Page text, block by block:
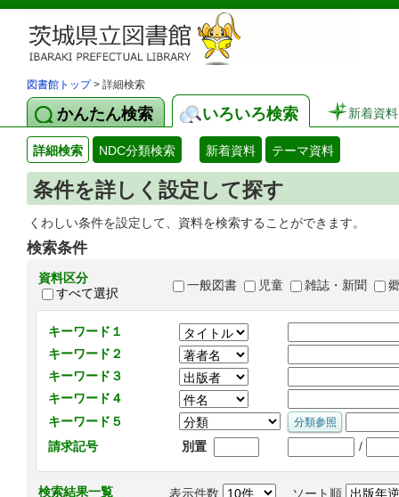
図書館トップ> 詳細検索
かんたん検索 いろいろ検索 新着資料
詳細検索 NDC分類検索 新着資料 テーマ資料
条件を詳しく設定して探す
くわしい条件を設定して、資料を検索することができます。
検索条件
資料区分
すべて選択
一般図書 児童 雑誌・新聞
キーワード１
キーワード２
キーワード３
キーワード４
キーワード５
請求記号
別置 /
検索結果一覧 表示件数 ソート順